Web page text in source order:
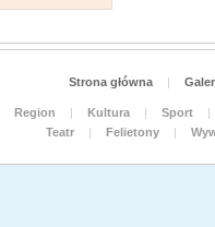
Strona główna |
Region | Kultura | Sport
|
Teatr
| Felietony |